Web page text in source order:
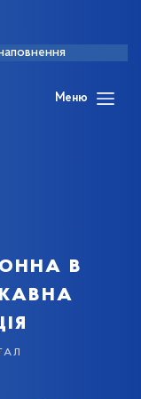
Меню
в